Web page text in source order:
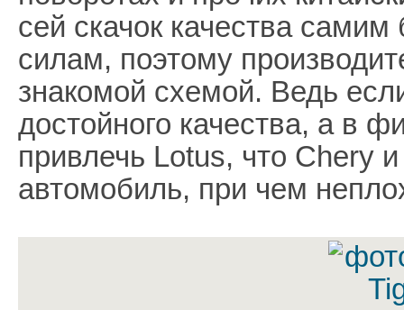
сей скачок качества
силам, поэтому
знакомой схемой. Ведь
достойного качества, а в
привлечь Lotus, что Chery
автомобиль, при чем